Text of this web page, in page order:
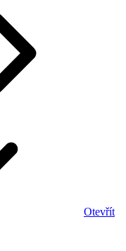
Otevřít